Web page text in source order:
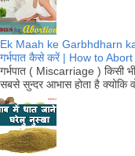
Ek Maah ke Garbhdharn
गर्भपात कैसे करें | How to
गर्भपात ( Miscarriage ) किसी
सबसे सुन्दर आभास होता है क्योकि